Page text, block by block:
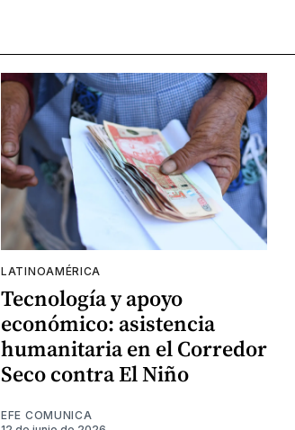
LATINOAMÉRICA
Tecnología y apoyo
económico: asistencia
humanitaria en el Corredor
Seco contra El Niño
EFE COMUNICA